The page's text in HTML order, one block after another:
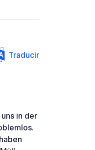
Traducir
in der